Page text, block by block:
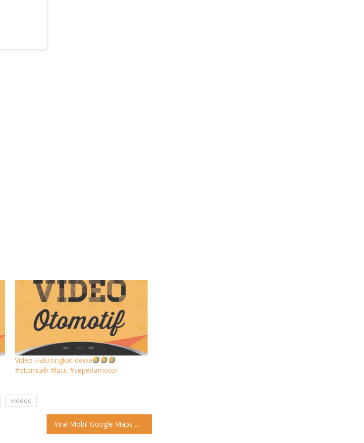
Video Halu tingkat dewa
#otomtalk #lucu #sepedamotor
videos
Viral Mobil Google Maps Nyasar Sampai ke Tengah Kebun, Netizen